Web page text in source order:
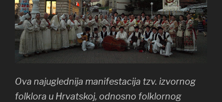
Ova najuglednija manifestacija tzv. izvornog
folklora u Hrvatskoj, odnosno folklornog